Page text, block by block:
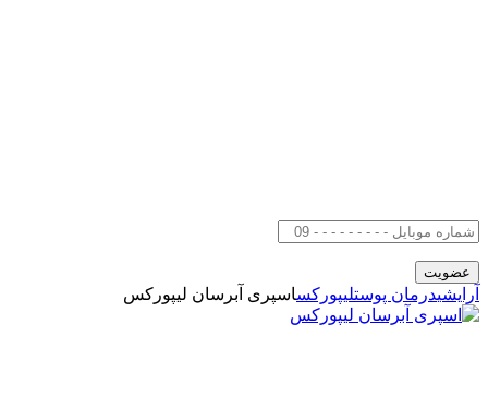
آرایشیدرمان پوستلیپورکساسپری آبرسان لیپورکس